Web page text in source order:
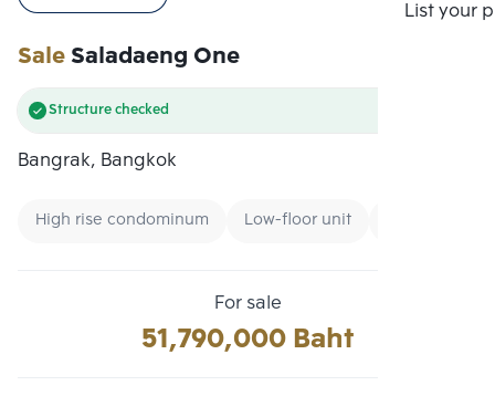
List your
SaleSaladaeng One
Structure checked
Bangrak, Bangkok
High rise condominum Low-floor unit
For sale
51,790,000 Baht